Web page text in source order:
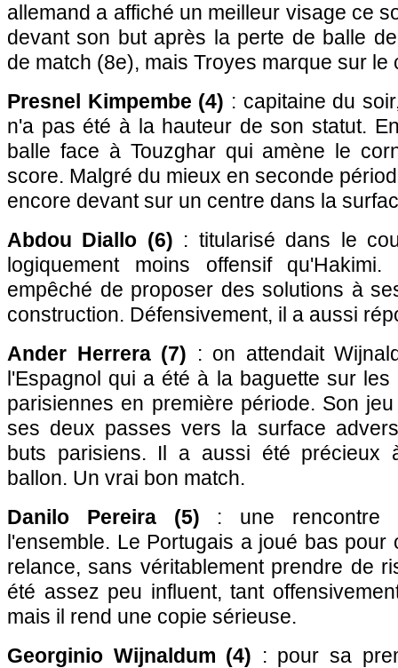
allemand a affiché un meilleur visage ce
devant son but après la perte de balle
de match (8e), mais Troyes marque sur le
Presnel Kimpembe (4) : capitaine du
n'a pas été à la hauteur de son statut.
balle face à Touzghar qui amène le
score. Malgré du mieux en seconde
encore devant sur un centre dans la
Abdou Diallo (6) : titularisé dans le
logiquement moins offensif
empêché de proposer des solutions à
construction. Défensivement, il a aussi
Ander Herrera (7) : on attendait
l'Espagnol qui a été à la baguette sur les
parisiennes en première période. Son
ses deux passes vers la surface
buts parisiens. Il a aussi été précieux
ballon. Un vrai bon match.
Danilo Pereira (5) : une rencontre
l'ensemble. Le Portugais a joué bas pour
relance, sans véritablement prendre de
été assez peu influent, tant
mais il rend une copie sérieuse.
Georginio Wijnaldum (4) : pour sa